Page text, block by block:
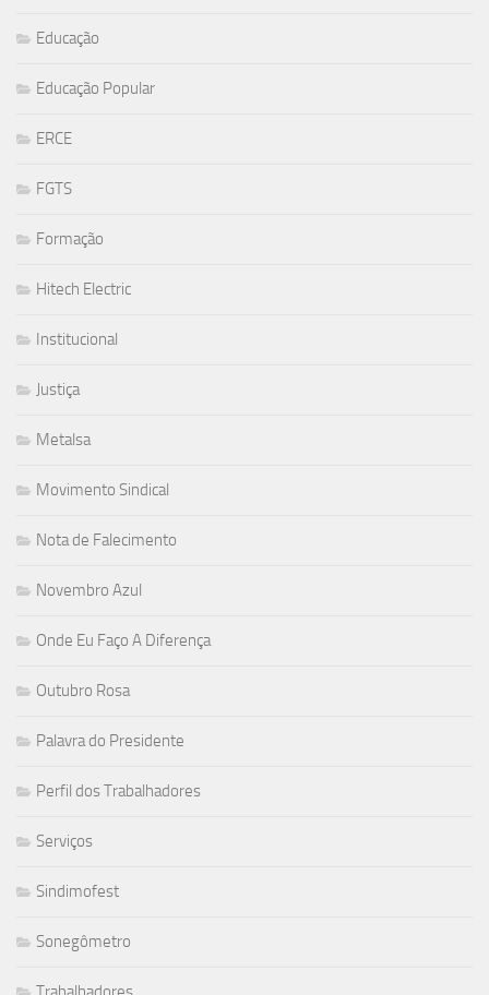
Educação
Educação Popular
ERCE
FGTS
Formação
Hitech Electric
Institucional
Justiça
Metalsa
Movimento Sindical
Nota de Falecimento
Novembro Azul
Onde Eu Faço A Diferença
Outubro Rosa
Palavra do Presidente
Perfil dos Trabalhadores
Serviços
Sindimofest
Sonegômetro